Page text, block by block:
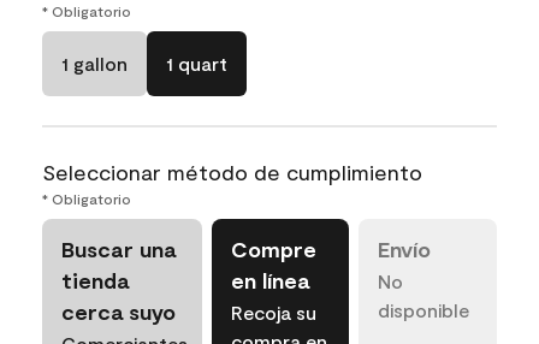
* Obligatorio
1 gallon 1 quart
Seleccionar método de cumplimiento
* Obligatorio
Buscar una
tienda
cerca suyo
Compre
en línea
Recoja su
Envío
No
disponible